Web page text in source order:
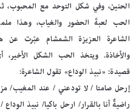
الحنين، وفي شكل التوحد مع
الحب لعبةَ الحضور والغياب، وهذا
الشاعرة العزيزة الشمشام عبّرت عن
والأخاذة. ويتخذ الحب الشكل
قصيدة: «نبيذ الوداع» تقول الشاعرة:
إرحل صامتا / لا تودعني / عند المغيب/
راضيةٌ أنا بالقرار/ ارحل باكيا/ نبيذ